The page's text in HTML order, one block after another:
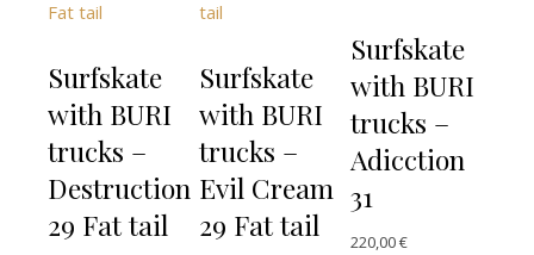
Surfskate
with BURI
trucks –
Destruction
29 Fat tail
Surfskate
with BURI
trucks –
Evil Cream
29 Fat tail
Surfskate
with BURI
trucks –
Adicction
31
220,00€